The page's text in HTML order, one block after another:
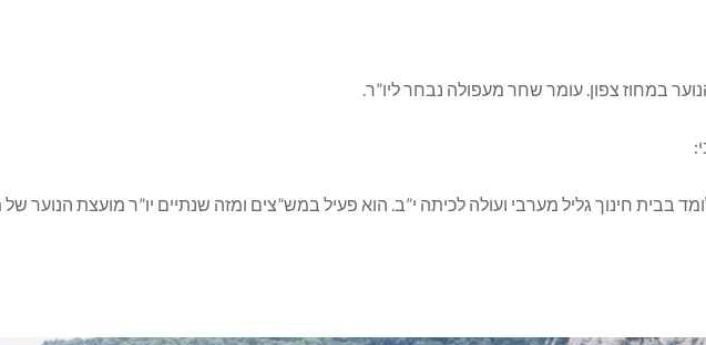
בבית חינוך גליל מערבי ועולה לכיתה י”ב. הוא פעיל במש”צים ומזה שנתיים יו”ר מועצת הנוער